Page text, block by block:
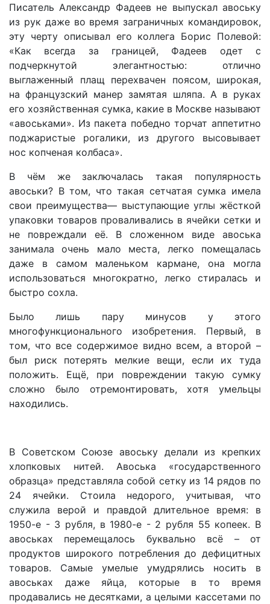
Писатель Александр Фадеев не выпускал авоську
из рук даже во время заграничных командировок,
эту черту описывал его коллега Борис Полевой:
«Как всегда за границей, Фадеев одет с
подчеркнутой элегантностью: отлично
выглаженный плащ перехвачен поясом, широкая,
на французский манер замятая шляпа. А в руках
его хозяйственная сумка, какие в Москве называют
«авоськами». Из пакета победно торчат аппетитно
поджаристые рогалики, из другого высовывает
нос копченая колбаса».
В чём же заключалась такая популярность
авоськи? В том, что такая сетчатая сумка имела
свои преимущества— выступающие углы жёсткой
упаковки товаров проваливались в ячейки сетки и
не повреждали её. В сложенном виде авоська
занимала очень мало места, легко помещалась
даже в самом маленьком кармане, она могла
использоваться многократно, легко стиралась и
быстро сохла.
Было лишь пару минусов у этого
многофункционального изобретения. Первый, в
том, что все содержимое видно всем, а второй –
был риск потерять мелкие вещи, если их туда
положить. Ещё, при повреждении такую сумку
сложно было отремонтировать, хотя умельцы
находились.
В Советском Союзе авоську делали из крепких
хлопковых нитей. Авоська «государственного
образца» представляла собой сетку из 14 рядов по
24 ячейки. Стоила недорого, учитывая, что
служила верой и правдой длительное время: в
1950-е - 3 рубля, в 1980-е - 2 рубля 55 копеек. В
авоськах перемещалось буквально всё – от
продуктов широкого потребления до дефицитных
товаров. Самые умелые умудрялись носить в
авоськах даже яйца, которые в то время
продавались не десятками, а целыми кассетами по